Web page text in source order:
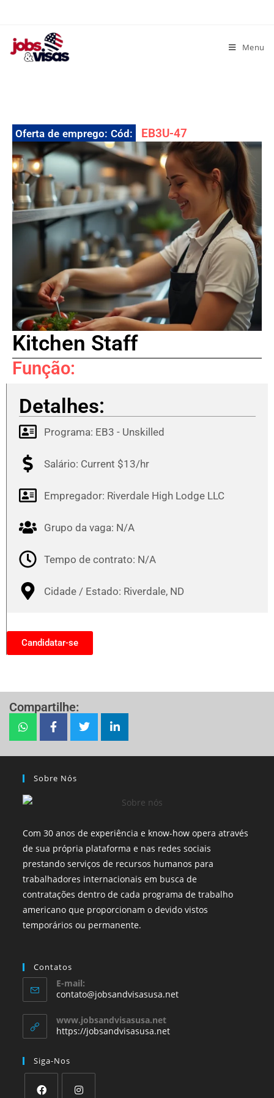
Menu
Oferta de emprego: Cód: EB3U-47
Kitchen Staff
Função:
Detalhes:
Programa: EB3 - Unskilled
Salário: Current $13/hr
Empregador: Riverdale High Lodge LLC
Grupo da vaga: N/A
Tempo de contrato: N/A
Cidade / Estado: Riverdale, ND
Candidatar-se
Compartilhe:
Sobre Nós
Com 30 anos de experiência e know-how opera através
de sua própria plataforma e nas redes sociais
prestando serviços de recursos humanos para
trabalhadores internacionais em busca de
contratações dentro de cada programa de trabalho
americano que proporcionam o devido vistos
temporários ou permanente.
Contatos
E-mail:
contato@jobsandvisasusa.net
www.jobsandvisasusa.net
https://jobsandvisasusa.net
Siga-Nos